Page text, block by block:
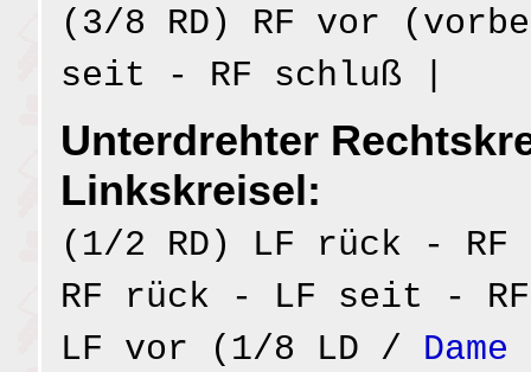
(3/8 RD) RF vor
seit - RF schluß |
Unterdrehter
Linkskreisel:
(1/2 RD) LF rück -
RF rück - LF seit -
LF vor (1/8 LD /